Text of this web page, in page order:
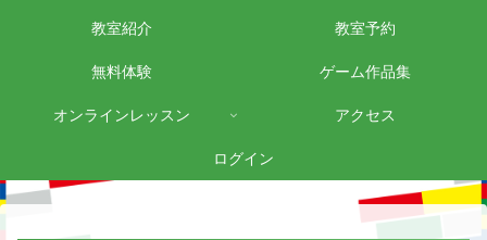
教室紹介 教室予約
無料体験 ゲーム作品集
オンラインレッスン アクセス
ログイン